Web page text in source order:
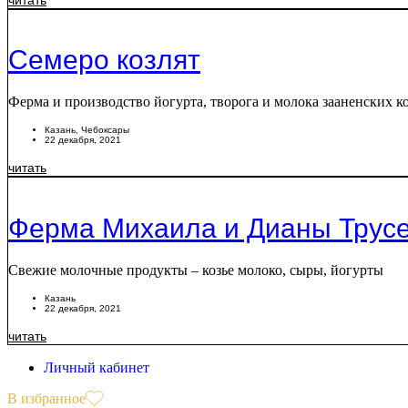
Семеро козлят
Ферма и производство йогурта, творога и молока зааненских
Казань, Чебоксары
22 декабря, 2021
читать
Ферма Михаила и Дианы
Свежие молочные продукты – козье молоко, сыры, йогурты
Казань
22 декабря, 2021
читать
Личный кабинет
В избранное